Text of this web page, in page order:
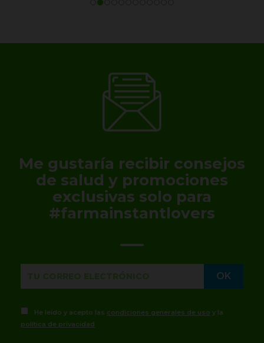
Me gustaría recibir consejos
de salud y promociones
exclusivas solo para
#farmainstantlovers
He leído y acepto las condiciones generales de uso y la
política de privacidad